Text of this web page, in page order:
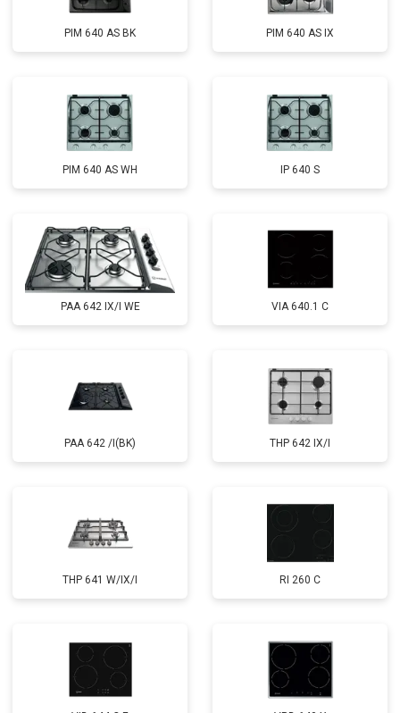
PIM 640 AS BK PIM 640 AS IX
PIM 640 AS WH IP 640 S
PAA 642 IX/I WE VIA 640.1 C
PAA 642 /I(BK) THP 642 IX/I
THP 641 W/IX/I RI 260 C